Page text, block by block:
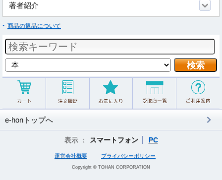
著者紹介
商品の返品について
e-honトップへ
表示 ： スマートフォン PC
運営会社概要 プライバシーポリシー
Copyright © TOHAN CORPORATION